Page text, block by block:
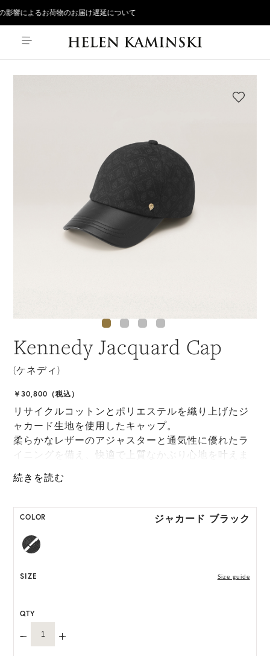
響によるお荷物のお届け遅延について
Kennedy Jacquard Cap
(ケネディ)
￥30,800（税込）
リサイクルコットンとポリエステルを織り上げたジ
ャカード生地を使用したキャップ。
柔らかなレザーのアジャスターと通気性に優れたラ
イニングを備え、快適で上質なかぶり心地を叶えま
カジュアルからモードまで幅広いスタイルに映える
M, L 展開の商品:M 57.5cm, L 59.5cm
HAT BOX に収納できない商品です。
COLOR ジャカード ブラック
SIZE Size guide
QTY